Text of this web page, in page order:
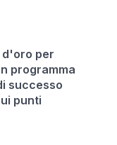
d'oro per
programma
successo
punti